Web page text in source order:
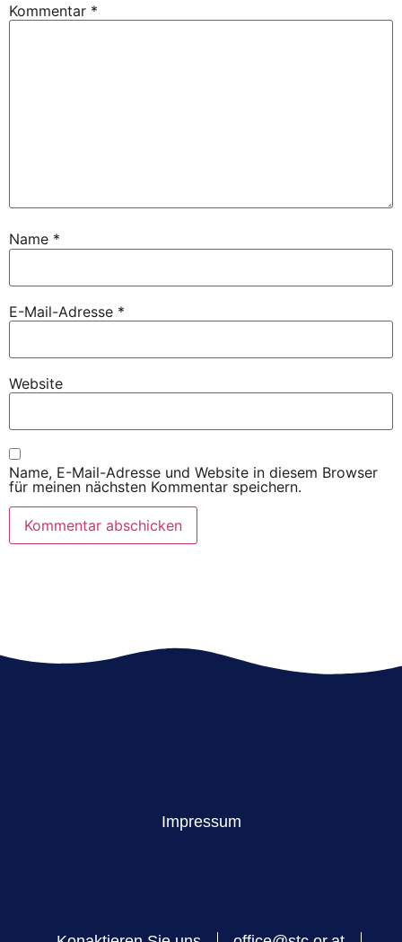
Kommentar *
Name *
E-Mail-Adresse *
Website
Name, E-Mail-Adresse und Website in diesem Browser
für meinen nächsten Kommentar speichern.
Impressum